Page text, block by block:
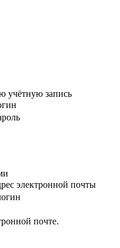
учётную запись
электронной почты
почте.